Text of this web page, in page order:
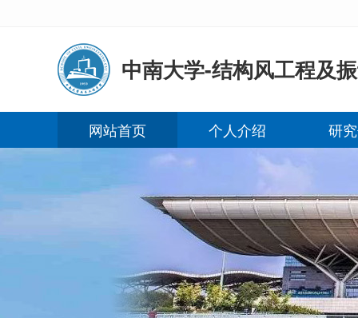
中南大学-结构风工程及
网站首页 个人介绍 研